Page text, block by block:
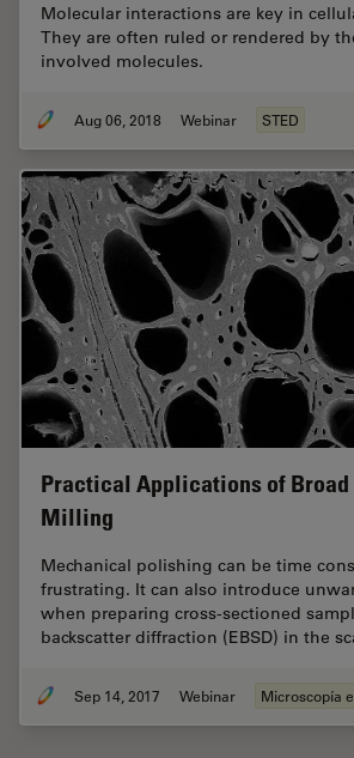
Molecular interactions are key in
They are often ruled or rendered by
involved molecules.
Aug 06, 2018 Webinar STED
Practical Applications of Broad
Milling
Mechanical polishing can be time
frustrating. It can also introduce
when preparing cross-sectioned
backscatter diffraction (EBSD) in the
Sep 14, 2017 Webinar Microscopía